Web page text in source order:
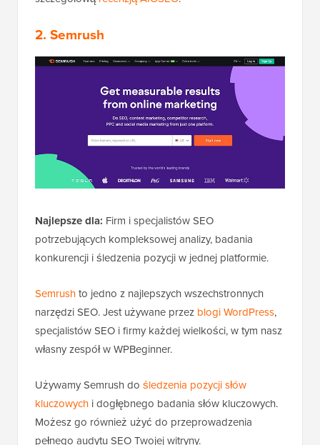
2. Semrush
Najlepsze dla: Firm i specjalistów SEO
potrzebujących kompleksowej analizy, badania
konkurencji i śledzenia pozycji w jednej platformie.
Semrushto jedno z najlepszych wszechstronnych
narzędzi SEO. Jest używane przez blogi WordPress,
specjalistów SEO i firmy każdej wielkości, w tym nasz
własny zespół w WPBeginner.
Używamy Semrush do śledzenia pozycji słów
kluczowych i dogłębnego badania słów kluczowych.
Możesz go również użyć do przeprowadzenia
pełnego audytu SEO Twojej witryny.